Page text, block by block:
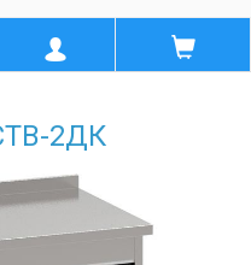
2ДК